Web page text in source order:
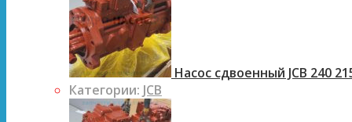
Насос сдвоенный JCB 240
Категории: JCB